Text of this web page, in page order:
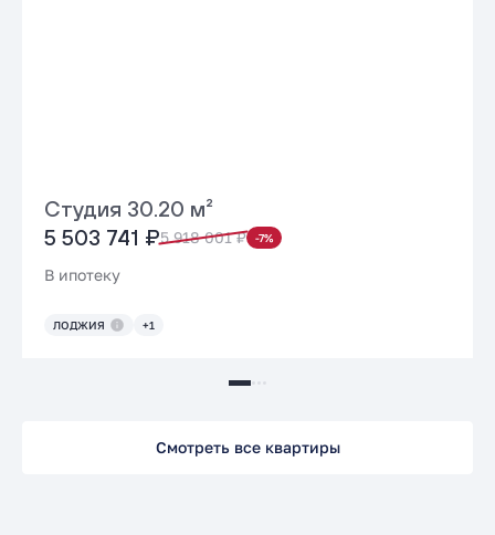
Студия 30.20 м²
5 503 741 ₽5 918 001 ₽ -7%
В ипотеку
ЛОДЖИЯ +1
Смотреть все квартиры